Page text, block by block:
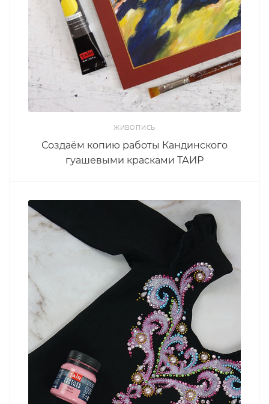
ЖИВОПИСЬ
Создаём копию работы Кандинского
гуашевыми красками ТАИР